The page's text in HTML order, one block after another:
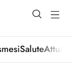
open
Salute